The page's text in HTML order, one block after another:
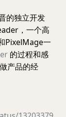
的独立开发
，一个高
PixelMage一
的过程和感
产品的经